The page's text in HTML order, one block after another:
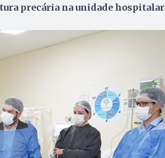
precária na unidade hospitalar